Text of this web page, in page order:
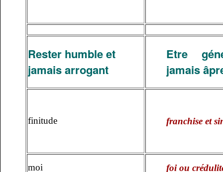
Rester humble et
jamais arrogant
Etre
jamais
finitude franchise et
moi foi ou